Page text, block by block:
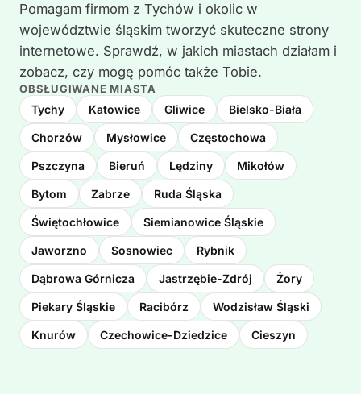
Pomagam firmom z Tychów i okolic w
województwie śląskim tworzyć skuteczne strony
internetowe. Sprawdź, w jakich miastach działam i
zobacz, czy mogę pomóc także Tobie.
OBSŁUGIWANE MIASTA
Tychy Katowice Gliwice Bielsko-Biała
Chorzów Mysłowice Częstochowa
Pszczyna Bieruń Lędziny Mikołów
Bytom Zabrze Ruda Śląska
Świętochłowice Siemianowice Śląskie
Jaworzno Sosnowiec Rybnik
Dąbrowa Górnicza Jastrzębie-Zdrój Żory
Piekary Śląskie Racibórz Wodzisław Śląski
Knurów Czechowice-Dziedzice Cieszyn